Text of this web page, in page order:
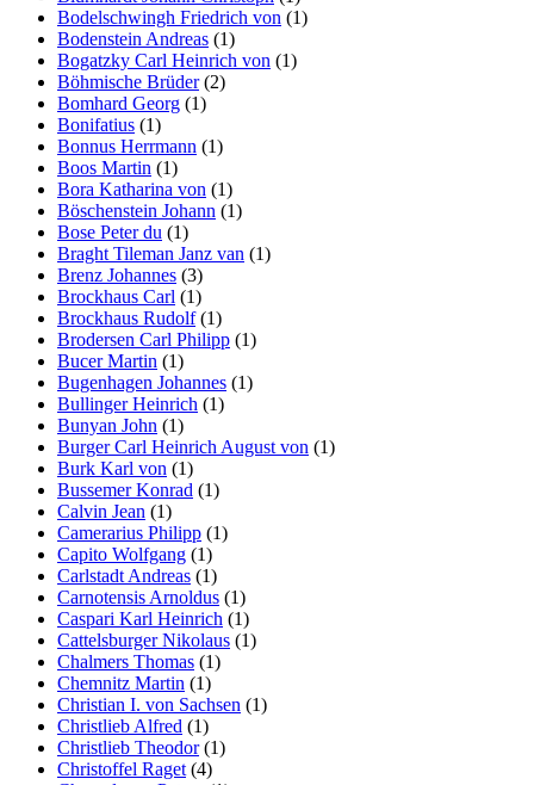
Bodelschwingh Friedrich von (1)
Bodenstein Andreas (1)
Bogatzky Carl Heinrich von (1)
Böhmische Brüder(2)
Bomhard Georg (1)
Bonifatius (1)
Bonnus Herrmann (1)
Boos Martin (1)
Bora Katharina von (1)
Böschenstein Johann (1)
Bose Peter du (1)
Braght Tileman Janz van (1)
Brenz Johannes (3)
Brockhaus Carl (1)
Brockhaus Rudolf(1)
Brodersen Carl Philipp (1)
Bucer Martin (1)
Bugenhagen Johannes (1)
Bullinger Heinrich (1)
Bunyan John (1)
Burger Carl Heinrich August von (1)
Burk Karl von (1)
Bussemer Konrad (1)
Calvin Jean (1)
Camerarius Philipp (1)
Capito Wolfgang (1)
Carlstadt Andreas (1)
Carnotensis Arnoldus (1)
Caspari Karl Heinrich (1)
Cattelsburger Nikolaus (1)
Chalmers Thomas (1)
Chemnitz Martin (1)
Christian I. von Sachsen (1)
Christlieb Alfred (1)
Christlieb Theodor(1)
Christoffel Raget (4)